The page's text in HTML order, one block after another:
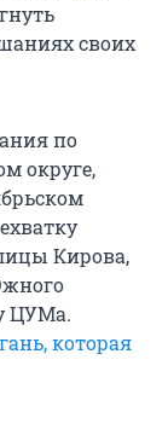
своих
по
округе,
Кирова,
ЦУМа.
которая